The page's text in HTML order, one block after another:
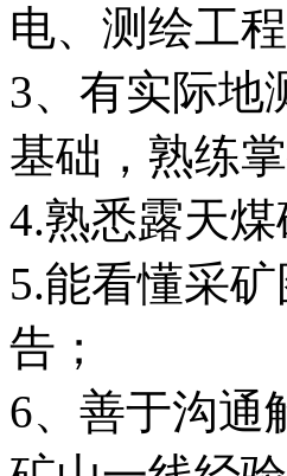
电、测绘工
3、有实际地
基础，熟练
4.熟悉露天
5.能看懂采
告；
6、善于沟通